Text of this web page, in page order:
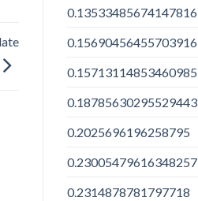
0.13533485674147816
0.15690456455703916
0.15713114853460985
0.18785630295529443
0.2025696196258795
0.23005479616348257
0.2314878781797718